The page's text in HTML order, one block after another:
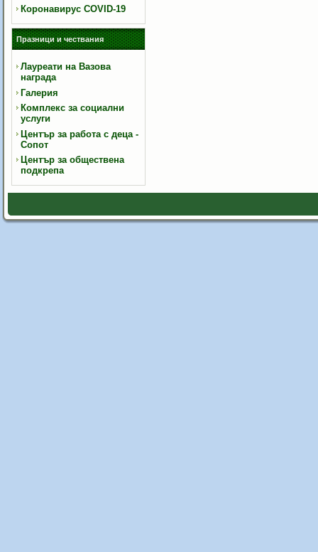
Коронавирус COVID-19
Празници и чествания
Лауреати на Вазова
награда
Галерия
Комплекс за социални
услуги
Център за работа с деца -
Сопот
Център за обществена
подкрепа